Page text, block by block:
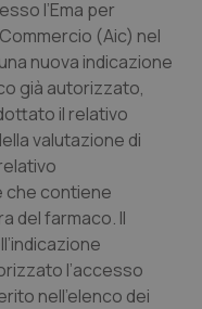
l’Ema per
(Aic) nel
nuova indicazione
già autorizzato,
il relativo
valutazione di
che contiene
del farmaco. Il
l’accesso
nell’elenco dei